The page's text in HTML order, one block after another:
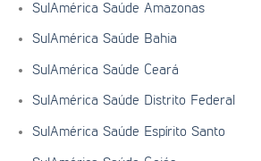
SulAmérica Saúde Amazonas
SulAmérica Saúde Bahia
SulAmérica Saúde Ceará
SulAmérica Saúde Distrito Federal
SulAmérica Saúde Espírito Santo